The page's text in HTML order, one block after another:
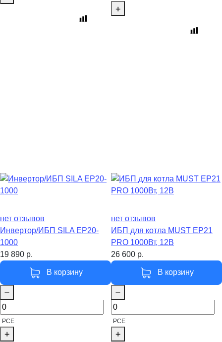
нет отзывов
Инвертор/ИБП SILA EP20-
1000
19 890 р.
В корзину
PCE
нет отзывов
ИБП для котла MUST EP21
PRO 1000Вт, 12В
26 600 р.
В корзину
PCE